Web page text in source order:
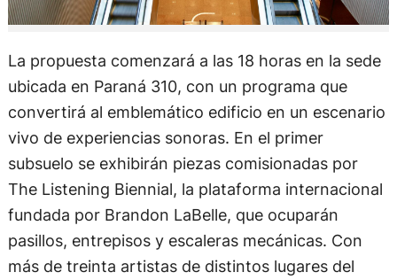
La propuesta comenzará a las 18 horas en la sede
ubicada en Paraná 310, con un programa que
convertirá al emblemático edificio en un escenario
vivo de experiencias sonoras. En el primer
subsuelo se exhibirán piezas comisionadas por
The Listening Biennial, la plataforma internacional
fundada por Brandon LaBelle, que ocuparán
pasillos, entrepisos y escaleras mecánicas. Con
más de treinta artistas de distintos lugares del